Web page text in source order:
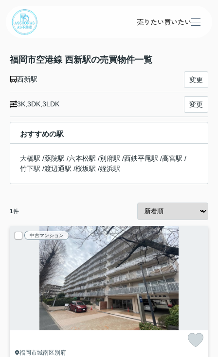
売りたい買いたい
福岡市空港線 西新駅の売買物件一覧
西新駅 変更
3K,3DK,3LDK 変更
おすすめの駅
大橋駅 /薬院駅 /六本松駅 /別府駅 /西鉄平尾駅 /高宮駅 /
竹下駅 /渡辺通駅 /桜坂駅 /姪浜駅
1件
中古マンション
福岡市城南区別府